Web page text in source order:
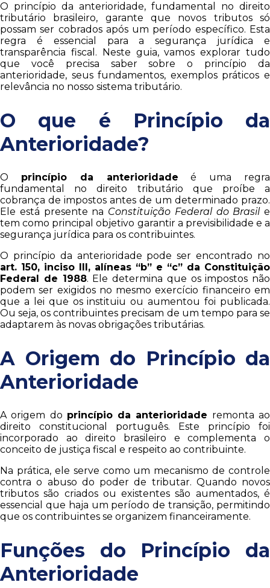
O princípio da anterioridade, fundamental no direito
tributário brasileiro, garante que novos tributos só
possam ser cobrados após um período específico. Esta
regra é essencial para a segurança jurídica e
transparência fiscal. Neste guia, vamos explorar tudo
que você precisa saber sobre o princípio da
anterioridade, seus fundamentos, exemplos práticos e
relevância no nosso sistema tributário.
O que é Princípio da
Anterioridade?
O princípio da anterioridade é uma regra
fundamental no direito tributário que proíbe a
cobrança de impostos antes de um determinado prazo.
Ele está presente na Constituição Federal do Brasil e
tem como principal objetivo garantir a previsibilidade e a
segurança jurídica para os contribuintes.
O princípio da anterioridade pode ser encontrado no
art. 150, inciso III, alíneas “b” e “c” da Constituição
Federal de 1988. Ele determina que os impostos não
podem ser exigidos no mesmo exercício financeiro em
que a lei que os instituiu ou aumentou foi publicada.
Ou seja, os contribuintes precisam de um tempo para se
adaptarem às novas obrigações tributárias.
A Origem do Princípio da
Anterioridade
A origem do princípio da anterioridade remonta ao
direito constitucional português. Este princípio foi
incorporado ao direito brasileiro e complementa o
conceito de justiça fiscal e respeito ao contribuinte.
Na prática, ele serve como um mecanismo de controle
contra o abuso do poder de tributar. Quando novos
tributos são criados ou existentes são aumentados, é
essencial que haja um período de transição, permitindo
que os contribuintes se organizem financeiramente.
Funções do Princípio da
Anterioridade